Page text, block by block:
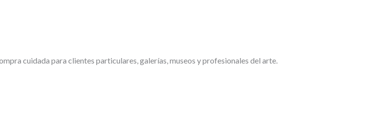
cuidada para clientes particulares, galerías, museos y profesionales del arte.